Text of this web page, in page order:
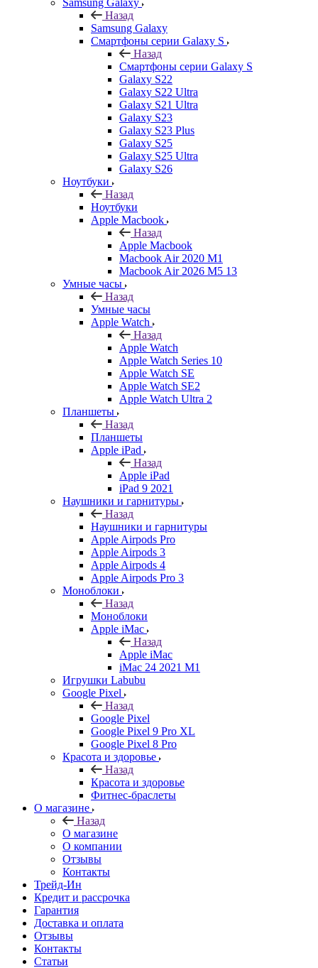
Samsung Galaxy
Назад
Samsung Galaxy
Смартфоны серии Galaxy S
Назад
Смартфоны серии Galaxy S
Galaxy S22
Galaxy S22 Ultra
Galaxy S21 Ultra
Galaxy S23
Galaxy S23 Plus
Galaxy S25
Galaxy S25 Ultra
Galaxy S26
Ноутбуки
Назад
Ноутбуки
Apple Macbook
Назад
Apple Macbook
Macbook Air 2020 M1
Macbook Air 2026 M5 13
Умные часы
Назад
Умные часы
Apple Watch
Назад
Apple Watch
Apple Watch Series 10
Apple Watch SE
Apple Watch SE2
Apple Watch Ultra 2
Планшеты
Назад
Планшеты
Apple iPad
Назад
Apple iPad
iPad 9 2021
Наушники и гарнитуры
Назад
Наушники и гарнитуры
Apple Airpods Pro
Apple Airpods 3
Apple Airpods 4
Apple Airpods Pro 3
Моноблоки
Назад
Моноблоки
Apple iMac
Назад
Apple iMac
iMac 24 2021 M1
Игрушки Labubu
Google Pixel
Назад
Google Pixel
Google Pixel 9 Pro XL
Google Pixel 8 Pro
Красота и здоровье
Назад
Красота и здоровье
Фитнес-браслеты
О магазине
Назад
О магазине
О компании
Отзывы
Контакты
Трейд-Ин
Кредит и рассрочка
Гарантия
Доставка и оплата
Отзывы
Контакты
Статьи